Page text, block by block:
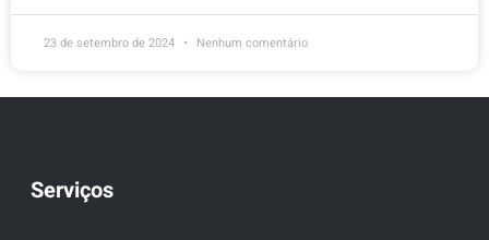
23 de setembro de 2024 Nenhum comentário
Serviços